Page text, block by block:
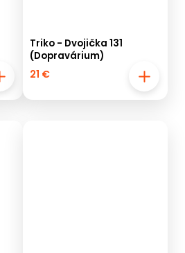
Triko - Dvojička 131
(Dopravárium)
21 €